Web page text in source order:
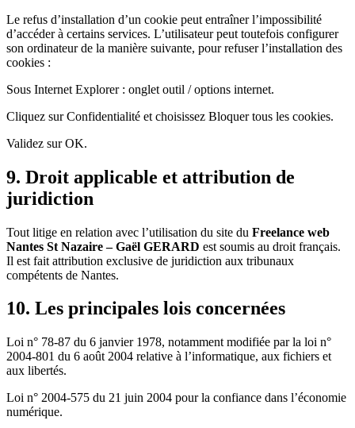
Le refus d’installation d’un cookie peut entraîner l’impossibilité
d’accéder à certains services. L’utilisateur peut toutefois configurer
son ordinateur de la manière suivante, pour refuser l’installation des
cookies :
Sous Internet Explorer : onglet outil / options internet.
Cliquez sur Confidentialité et choisissez Bloquer tous les cookies.
Validez sur OK.
9. Droit applicable et attribution de
juridiction
Tout litige en relation avec l’utilisation du site du Freelance web
Nantes St Nazaire – Gaël GERARD est soumis au droit français.
Il est fait attribution exclusive de juridiction aux tribunaux
compétents de Nantes.
10. Les principales lois concernées
Loi n° 78-87 du 6 janvier 1978, notamment modifiée par la loi n°
2004-801 du 6 août 2004 relative à l’informatique, aux fichiers et
aux libertés.
Loi n° 2004-575 du 21 juin 2004 pour la confiance dans l’économie
numérique.